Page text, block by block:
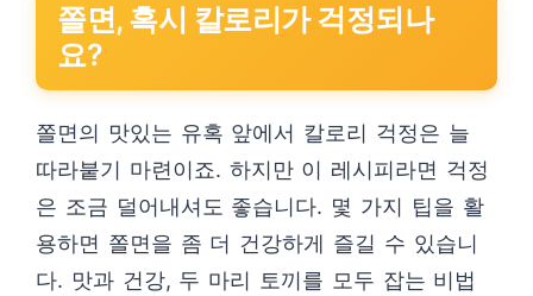
쫄면, 혹시 칼로리가 걱정되나
요?
쫄면의 맛있는 유혹 앞에서 칼로리 걱정은 늘
따라붙기 마련이죠. 하지만 이 레시피라면 걱정
은 조금 덜어내셔도 좋습니다. 몇 가지 팁을 활
용하면 쫄면을 좀 더 건강하게 즐길 수 있습니
다. 맛과 건강, 두 마리 토끼를 모두 잡는 비법